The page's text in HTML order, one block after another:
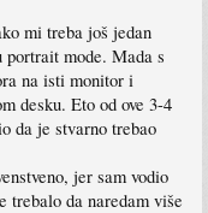
mi treba još jedan
portrait mode. Mada s
na isti monitor i
desku. Eto od ove 3-4
da je stvarno trebao
jer sam vodio
trebalo da naredam više